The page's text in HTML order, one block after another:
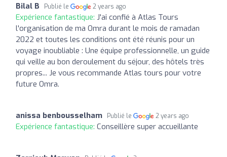
Bilal B Publié le 2 years ago
Expérience fantastique: J'ai confié à Atlas Tours
l'organisation de ma Omra durant le mois de ramadan
2022 et toutes les conditions ont été réunis pour un
voyage inoubliable : Une équipe professionnelle, un guide
qui veille au bon deroulement du séjour, des hôtels très
propres... Je vous recommande Atlas tours pour votre
future Omra.
anissa benbousselham Publié le 2 years ago
Expérience fantastique: Conseillère super accueillante